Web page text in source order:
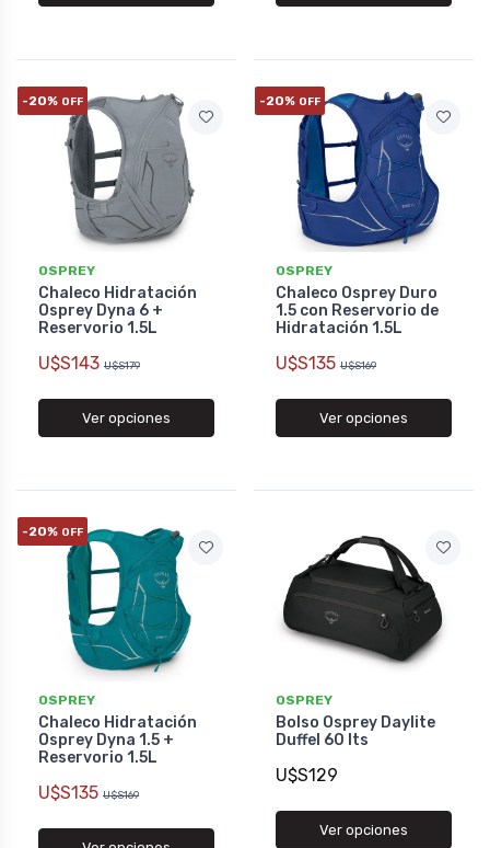
-20% OFF
OSPREY
Chaleco Hidratación
Osprey Dyna 6 +
Reservorio 1.5L
U$S143 U$S179
Ver opciones
-20% OFF
OSPREY
Chaleco Osprey Duro
1.5 con Reservorio de
Hidratación 1.5L
U$S135 U$S169
Ver opciones
-20% OFF
OSPREY
Chaleco Hidratación
Osprey Dyna 1.5 +
Reservorio 1.5L
U$S135 U$S169
OSPREY
Bolso Osprey Daylite
Duffel 60 lts
U$S129
Ver opciones